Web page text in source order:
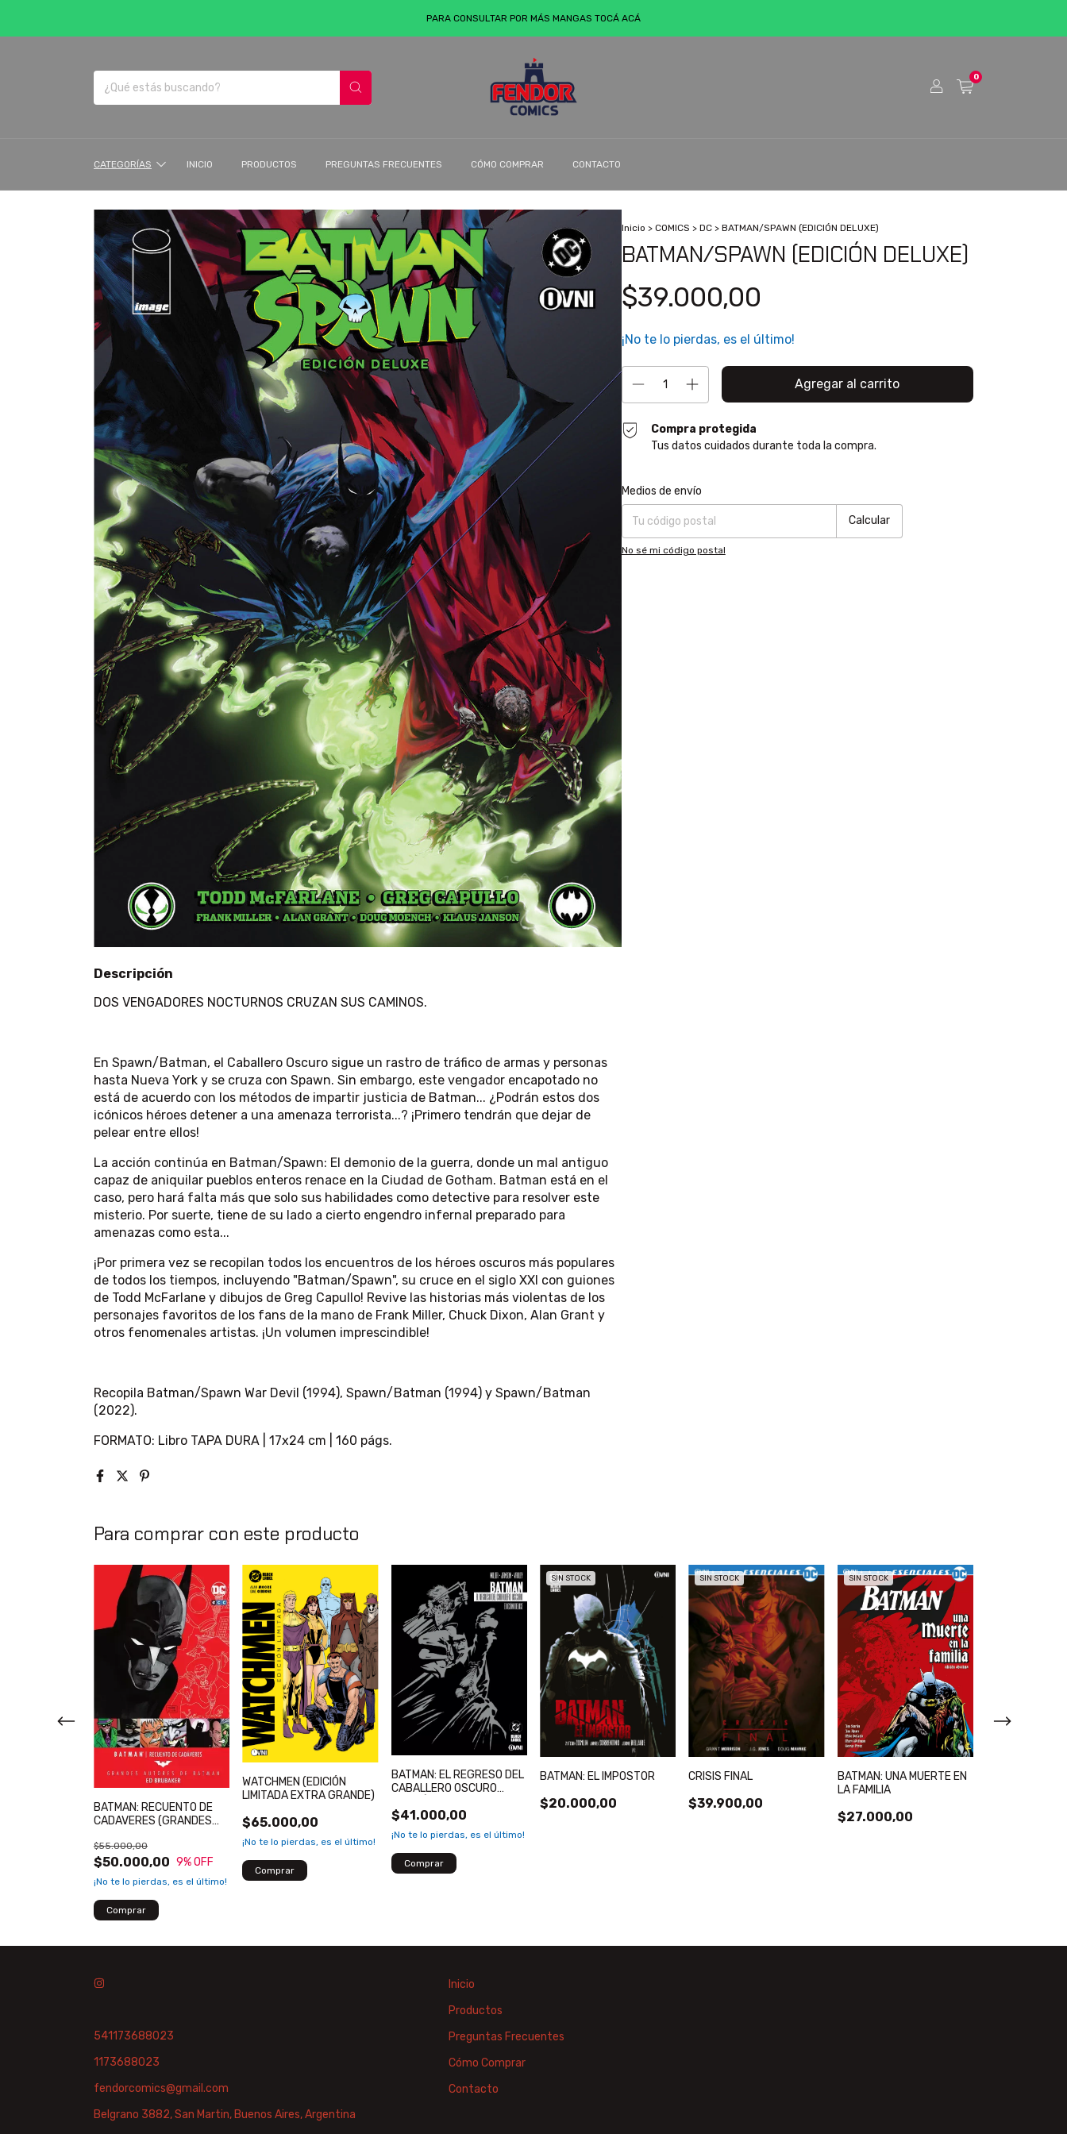
PARA CONSULTAR POR MÁS MANGAS TOCÁ ACÁ
0
CATEGORÍAS INICIO PRODUCTOS PREGUNTAS FRECUENTES CÓMO COMPRAR CONTACTO
Inicio > COMICS > DC > BATMAN/SPAWN (EDICIÓN DELUXE)
BATMAN/SPAWN (EDICIÓN DELUXE)
$39.000,00
¡No te lo pierdas, es el último!
Compra protegida
Tus datos cuidados durante toda la compra.
Entregas para el CP:
Medios de envío
Calcular
No sé mi código postal
Descripción
DOS VENGADORES NOCTURNOS CRUZAN SUS CAMINOS.
En Spawn/Batman, el Caballero Oscuro sigue un rastro de tráfico de armas y personas
hasta Nueva York y se cruza con Spawn. Sin embargo, este vengador encapotado no
está de acuerdo con los métodos de impartir justicia de Batman... ¿Podrán estos dos
icónicos héroes detener a una amenaza terrorista...? ¡Primero tendrán que dejar de
pelear entre ellos!
La acción continúa en Batman/Spawn: El demonio de la guerra, donde un mal antiguo
capaz de aniquilar pueblos enteros renace en la Ciudad de Gotham. Batman está en el
caso, pero hará falta más que solo sus habilidades como detective para resolver este
misterio. Por suerte, tiene de su lado a cierto engendro infernal preparado para
amenazas como esta...
¡Por primera vez se recopilan todos los encuentros de los héroes oscuros más populares
de todos los tiempos, incluyendo "Batman/Spawn", su cruce en el siglo XXI con guiones
de Todd McFarlane y dibujos de Greg Capullo! Revive las historias más violentas de los
personajes favoritos de los fans de la mano de Frank Miller, Chuck Dixon, Alan Grant y
otros fenomenales artistas. ¡Un volumen imprescindible!
Recopila Batman/Spawn War Devil (1994), Spawn/Batman (1994) y Spawn/Batman
(2022).
FORMATO: Libro TAPA DURA | 17x24 cm | 160 págs.
Para comprar con este producto
BATMAN: RECUENTO DE
CADAVERES (GRANDES
$50.000,00
$55.000,00
9% OFF
¡No te lo pierdas, es el último!
WATCHMEN (EDICIÓN
LIMITADA EXTRA GRANDE)
$65.000,00
¡No te lo pierdas, es el último!
BATMAN: EL REGRESO DEL
CABALLERO OSCURO
$41.000,00
¡No te lo pierdas, es el último!
SIN STOCK
BATMAN: EL IMPOSTOR
$20.000,00
SIN STOCK
CRISIS FINAL
$39.900,00
SIN STOCK
BATMAN: UNA MUERTE EN
LA FAMILIA
$27.000,00
541173688023
1173688023
fendorcomics@gmail.com
Belgrano 3882, San Martin, Buenos Aires, Argentina
Inicio
Productos
Preguntas Frecuentes
Cómo Comprar
Contacto